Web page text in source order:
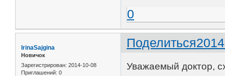
0
Поделиться
IrinaSajgina
Новичок
Зарегистрирован: 2014-10-08
Приглашений: 0
Уважаемый доктор,